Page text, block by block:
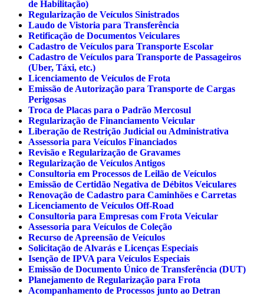
de Habilitação)
Regularização de Veículos Sinistrados
Laudo de Vistoria para Transferência
Retificação de Documentos Veiculares
Cadastro de Veículos para Transporte Escolar
Cadastro de Veículos para Transporte de Passageiros
(Uber, Táxi, etc.)
Licenciamento de Veículos de Frota
Emissão de Autorização para Transporte de Cargas
Perigosas
Troca de Placas para o Padrão Mercosul
Regularização de Financiamento Veicular
Liberação de Restrição Judicial ou Administrativa
Assessoria para Veículos Financiados
Revisão e Regularização de Gravames
Regularização de Veículos Antigos
Consultoria em Processos de Leilão de Veículos
Emissão de Certidão Negativa de Débitos Veiculares
Renovação de Cadastro para Caminhões e Carretas
Licenciamento de Veículos Off-Road
Consultoria para Empresas com Frota Veicular
Assessoria para Veículos de Coleção
Recurso de Apreensão de Veículos
Solicitação de Alvarás e Licenças Especiais
Isenção de IPVA para Veículos Especiais
Emissão de Documento Único de Transferência (DUT)
Planejamento de Regularização para Frota
Acompanhamento de Processos junto ao Detran